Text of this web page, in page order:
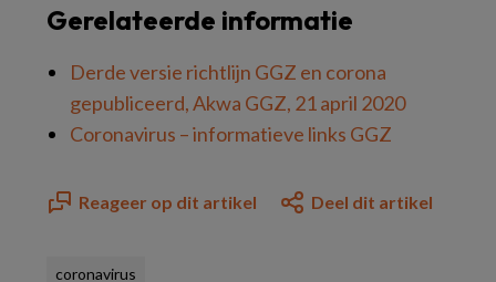
Gerelateerde informatie
Derde versie richtlijn GGZ en corona
gepubliceerd, Akwa GGZ, 21 april 2020
Coronavirus – informatieve links GGZ
Reageer op dit artikel Deel dit artikel
coronavirus